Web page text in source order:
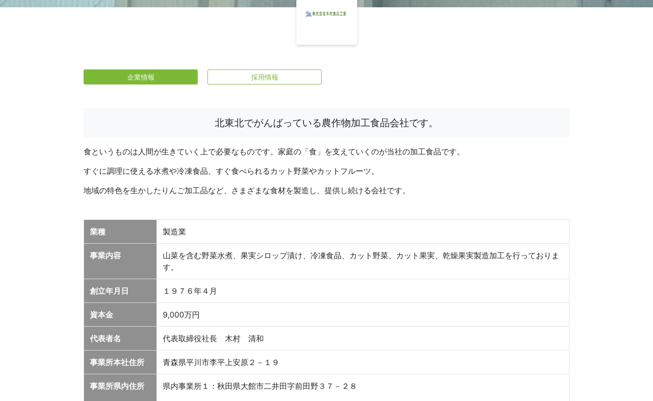
企業情報 採用情報
北東北でがんばっている農作物加工食品会社です。
食というものは人間が生きていく上で必要なものです。家庭の「食」を支えていくのが当社の加工食品です。
すぐに調理に使える水煮や冷凍食品、すぐ食べられるカット野菜やカットフルーツ。
地域の特色を生かしたりんご加工品など、さまざまな食材を製造し、提供し続ける会社です。
業種 製造業
事業内容
山菜を含む野菜水煮、果実シロップ漬け、冷凍食品、カット野菜、カット果実、乾燥果実製造加工を行っておりま
す。
創立年月日 １９７６年４月
資本金 9,000万円
代表者名 代表取締役社長 木村 清和
事業所本社住所 青森県平川市李平上安原２－１９
事業所県内住所 県内事業所１：秋田県大館市二井田字前田野３７－２８